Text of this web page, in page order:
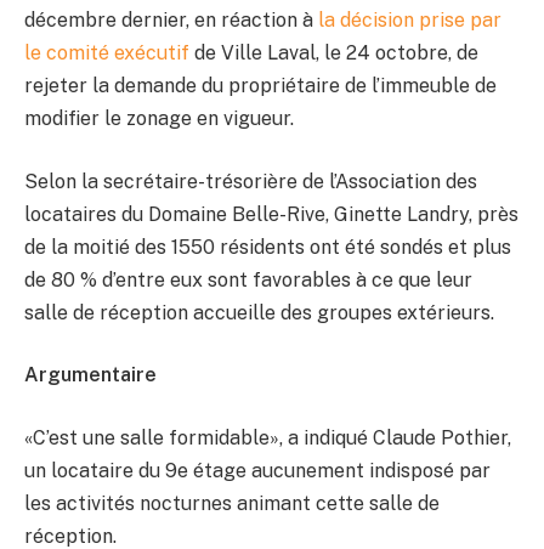
décembre dernier, en réaction à la décision prise par
le comité exécutif de Ville Laval, le 24 octobre, de
rejeter la demande du propriétaire de l’immeuble de
modifier le zonage en vigueur.
Selon la secrétaire-trésorière de l’Association des
locataires du Domaine Belle-Rive, Ginette Landry, près
de la moitié des 1550 résidents ont été sondés et plus
de 80 % d’entre eux sont favorables à ce que leur
salle de réception accueille des groupes extérieurs.
Argumentaire
«C’est une salle formidable», a indiqué Claude Pothier,
un locataire du 9e étage aucunement indisposé par
les activités nocturnes animant cette salle de
réception.